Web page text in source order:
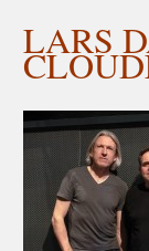
LARS